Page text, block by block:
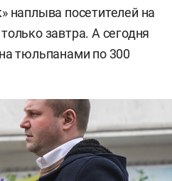
наплыва посетителей на
завтра. А сегодня
тюльпанами по 300